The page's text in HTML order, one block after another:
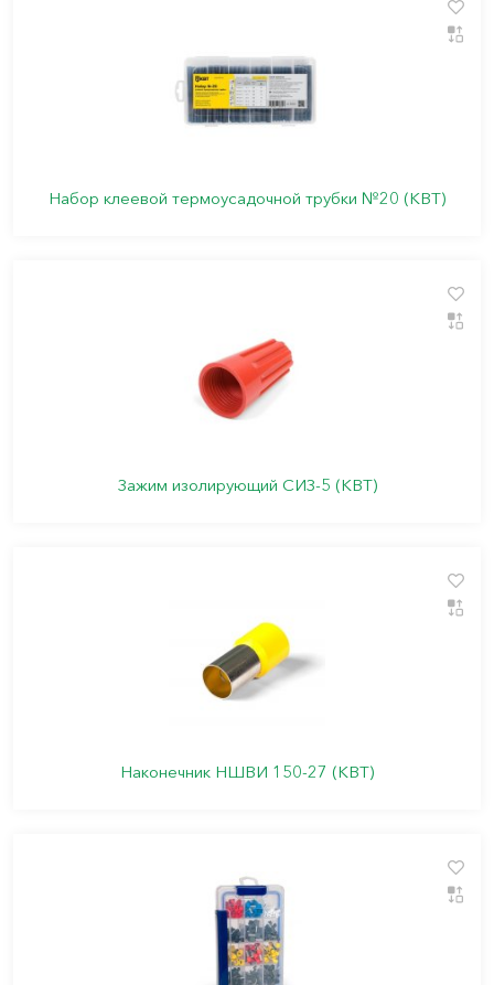
Набор клеевой термоусадочной трубки №20 (КВТ)
Зажим изолирующий СИЗ-5 (КВТ)
Наконечник НШВИ 150-27 (КВТ)